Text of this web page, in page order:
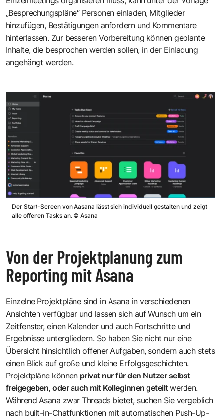
„Besprechungspläne“ Personen einladen, Mitglieder
hinzufügen, Bestätigungen anfordern und Kommentare
hinterlassen. Zur besseren Vorbereitung können geplante
Inhalte, die besprochen werden sollen, in der Einladung
angehängt werden.
Der Start-Screen von Aasana lässt sich individuell gestalten und zeigt
alle offenen Tasks an. © Asana
Von der Projektplanung zum
Reporting mit Asana
Einzelne Projektpläne sind in Asana in verschiedenen
Ansichten verfügbar und lassen sich auf Wunsch um ein
Zeitfenster, einen Kalender und auch Fortschritte und
Ergebnisse untergliedern. So haben Sie nicht nur eine
Übersicht hinsichtlich offener Aufgaben, sondern auch stets
einen Blick auf große und kleine Erfolgsgeschichten.
Projektpläne können privat nur für den Nutzer selbst
freigegeben, oder auch mit Kolleginnen geteiltwerden.
Während Asana zwar Threads bietet, suchen Sie vergeblich
nach built-in-Chatfunktionen mit automatischen Push-Up-